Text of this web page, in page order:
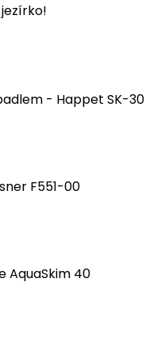
- Happet SK-30
F551-00
AquaSkim 40